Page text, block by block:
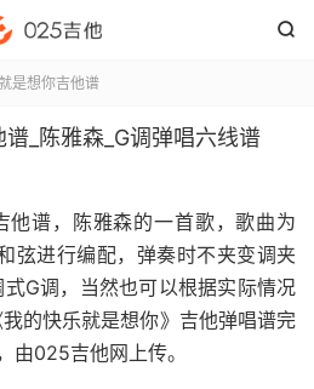

是想你吉他谱
_陈雅森_G调弹唱六线谱
他谱，陈雅森的一首歌，歌曲为
弦进行编配，弹奏时不夹变调夹
G调，当然也可以根据实际情况
的快乐就是想你》吉他弹唱谱完
由025吉他网上传。